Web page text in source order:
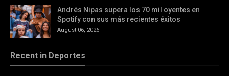
Andrés Nipas supera los 70 mil oyentes en
Spotify con sus más recientes éxitos
August 06, 2026
Recent in Deportes